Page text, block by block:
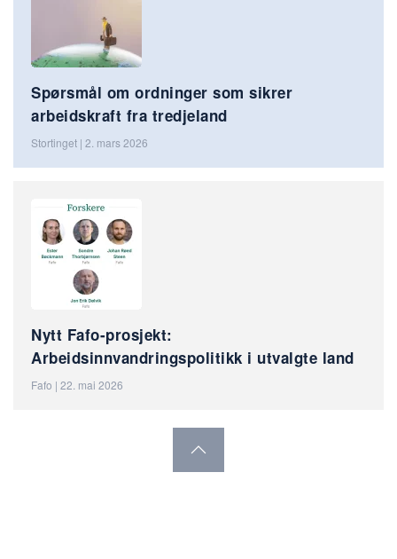
Spørsmål om ordninger som sikrer
arbeidskraft fra tredjeland
Stortinget | 2. mars 2026
Nytt Fafo-prosjekt:
Arbeidsinnvandringspolitikk i utvalgte land
Fafo | 22. mai 2026